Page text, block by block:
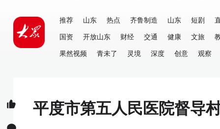
推荐 山东 热点 齐鲁制造 山东 短剧
国资
开放山东 财经 交通 健康 文旅
果然视频
青未了 灵境 深度 创意 观察
平度市第五人民医院督导